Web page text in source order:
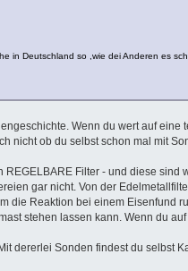
in Deutschland so ,wie dei Anderen es
Wenn du wert auf
nicht ob du selbst schon mal mit
REGELBARE Filter - und diese
gar nicht. Von der
die Reaktion bei einem Eisenfund
stehen lassen kann. Wenn du
dererlei Sonden findest du selbst